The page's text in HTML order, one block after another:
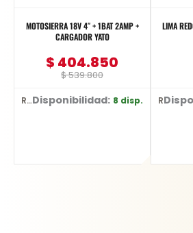
MOTOSIERRA 18V 4″ + 1BAT 2AMP +
CARGADOR YATO
$539.800
$ 404.850
Ref: YT-828135Disponibilidad: 8 disp.
LIMA
Ref: YT-6227